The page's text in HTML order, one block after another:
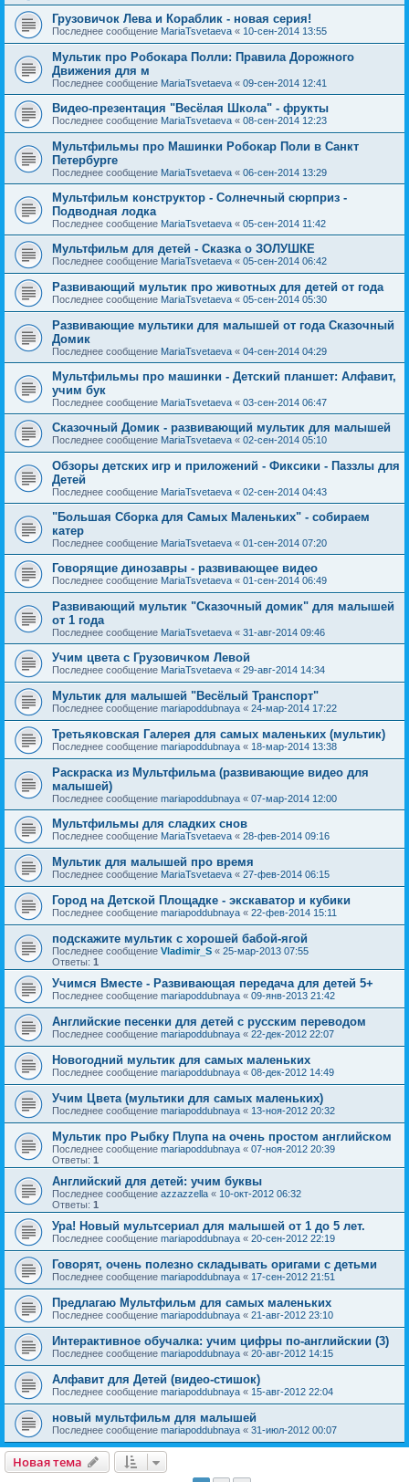
Грузовичок Лева и Кораблик - новая серия!
Последнее сообщение MariaTsvetaeva « 10-сен-2014 13:55
Мультик про Робокара Полли: Правила Дорожного
Движения для м
Последнее сообщение MariaTsvetaeva « 09-сен-2014 12:41
Видео-презентация "Весёлая Школа" - фрукты
Последнее сообщение MariaTsvetaeva « 08-сен-2014 12:23
Мультфильмы про Машинки Робокар Поли в Санкт
Петербурге
Последнее сообщение MariaTsvetaeva « 06-сен-2014 13:29
Мультфильм конструктор - Солнечный сюрприз -
Подводная лодка
Последнее сообщение MariaTsvetaeva « 05-сен-2014 11:42
Мультфильм для детей - Сказка о ЗОЛУШКЕ
Последнее сообщение MariaTsvetaeva « 05-сен-2014 06:42
Развивающий мультик про животных для детей от года
Последнее сообщение MariaTsvetaeva « 05-сен-2014 05:30
Развивающие мультики для малышей от года Сказочный
Домик
Последнее сообщение MariaTsvetaeva « 04-сен-2014 04:29
Мультфильмы про машинки - Детский планшет: Алфавит,
учим бук
Последнее сообщение MariaTsvetaeva « 03-сен-2014 06:47
Сказочный Домик - развивающий мультик для малышей
Последнее сообщение MariaTsvetaeva « 02-сен-2014 05:10
Обзоры детских игр и приложений - Фиксики - Паззлы для
Детей
Последнее сообщение MariaTsvetaeva « 02-сен-2014 04:43
"Большая Сборка для Самых Маленьких" - собираем
катер
Последнее сообщение MariaTsvetaeva « 01-сен-2014 07:20
Говорящие динозавры - развивающее видео
Последнее сообщение MariaTsvetaeva « 01-сен-2014 06:49
Развивающий мультик "Сказочный домик" для малышей
от 1 года
Последнее сообщение MariaTsvetaeva « 31-авг-2014 09:46
Учим цвета с Грузовичком Левой
Последнее сообщение MariaTsvetaeva « 29-авг-2014 14:34
Мультик для малышей "Весёлый Транспорт"
Последнее сообщение mariapoddubnaya « 24-мар-2014 17:22
Третьяковская Галерея для самых маленьких (мультик)
Последнее сообщение mariapoddubnaya « 18-мар-2014 13:38
Раскраска из Мультфильма (развивающие видео для
малышей)
Последнее сообщение mariapoddubnaya « 07-мар-2014 12:00
Мультфильмы для сладких снов
Последнее сообщение MariaTsvetaeva « 28-фев-2014 09:16
Мультик для малышей про время
Последнее сообщение MariaTsvetaeva « 27-фев-2014 06:15
Город на Детской Площадке - экскаватор и кубики
Последнее сообщение mariapoddubnaya « 22-фев-2014 15:11
подскажите мультик с хорошей бабой-ягой
Последнее сообщение Vladimir_S « 25-мар-2013 07:55
Ответы: 1
Учимся Вместе - Развивающая передача для детей 5+
Последнее сообщение mariapoddubnaya « 09-янв-2013 21:42
Английские песенки для детей с русским переводом
Последнее сообщение mariapoddubnaya « 22-дек-2012 22:07
Новогодний мультик для самых маленьких
Последнее сообщение mariapoddubnaya « 08-дек-2012 14:49
Учим Цвета (мультики для самых маленьких)
Последнее сообщение mariapoddubnaya « 13-ноя-2012 20:32
Мультик про Рыбку Плупа на очень простом английском
Последнее сообщение mariapoddubnaya « 07-ноя-2012 20:39
Ответы: 1
Английский для детей: учим буквы
Последнее сообщение azzazzella « 10-окт-2012 06:32
Ответы: 1
Ура! Новый мультсериал для малышей от 1 до 5 лет.
Последнее сообщение mariapoddubnaya « 20-сен-2012 22:19
Говорят, очень полезно складывать оригами с детьми
Последнее сообщение mariapoddubnaya « 17-сен-2012 21:51
Предлагаю Мультфильм для самых маленьких
Последнее сообщение mariapoddubnaya « 21-авг-2012 23:10
Интерактивное обучалка: учим цифры по-английскии (3)
Последнее сообщение mariapoddubnaya « 20-авг-2012 14:15
Алфавит для Детей (видео-стишок)
Последнее сообщение mariapoddubnaya « 15-авг-2012 22:04
новый мультфильм для малышей
Последнее сообщение mariapoddubnaya « 31-июл-2012 00:07
Новая тема